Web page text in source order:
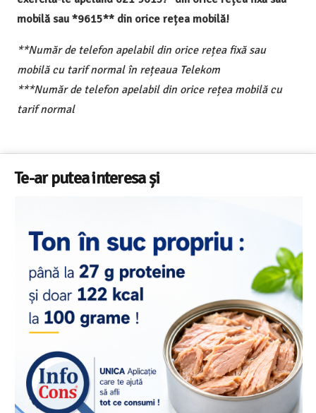
mobilă sau *9615** din orice rețea mobilă!
**Număr de telefon apelabil din orice rețea fixă sau
mobilă cu tarif normal în rețeaua Telekom
***Număr de telefon apelabil din orice rețea mobilă cu
tarif normal
Te-ar putea interesa și
Salariul minim in Europa in 2026 – Romania pe locul 20
din 22 in UE